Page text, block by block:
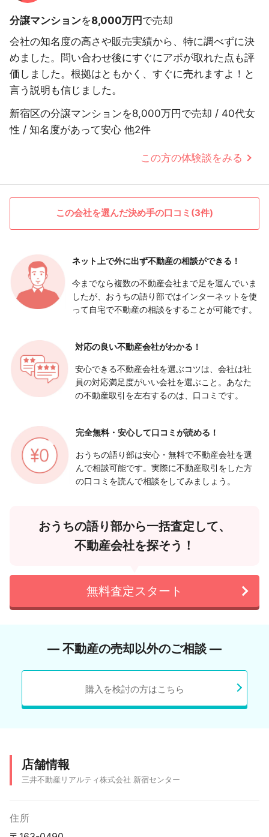
分譲マンションを8,000万円 で売却
会社の知名度の高さや販売実績から、特に調べずに決
めました。問い合わせ後にすぐにアポが取れた点も評
価しました。根拠はともかく、すぐに売れますよ！と
言う説明も信じました。
新宿区の分譲マンションを8,000万円で売却 / 40代女
性 / 知名度があって安心 他2件
この方の体験談をみる
この会社を選んだ決め手の口コミ(3件)
ネット上で外に出ず不動産の相談ができる！
今までなら複数の不動産会社まで足を運んでいま
したが、おうちの語り部ではインターネットを使
って自宅で不動産の相談をすることが可能です。
対応の良い不動産会社がわかる！
安心できる不動産会社を選ぶコツは、会社は社
員の対応満足度がいい会社を選ぶこと。あなた
の不動産取引を左右するのは、口コミです。
完全無料・安心して口コミが読める！
おうちの語り部は安心・無料で不動産会社を選
んで相談可能です。実際に不動産取引をした方
の口コミを読んで相談をしてみましょう。
おうちの語り部から一括査定して、
不動産会社を探そう！
無料査定スタート
― 不動産の売却以外のご相談 ―
購入を検討の方はこちら
店舗情報
三井不動産リアルティ株式会社 新宿センター
住所